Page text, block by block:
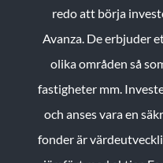
redo att börja
Avanza. De erbjuder
olika områden så
fastigheter mm.
och anses vara en
fonder är